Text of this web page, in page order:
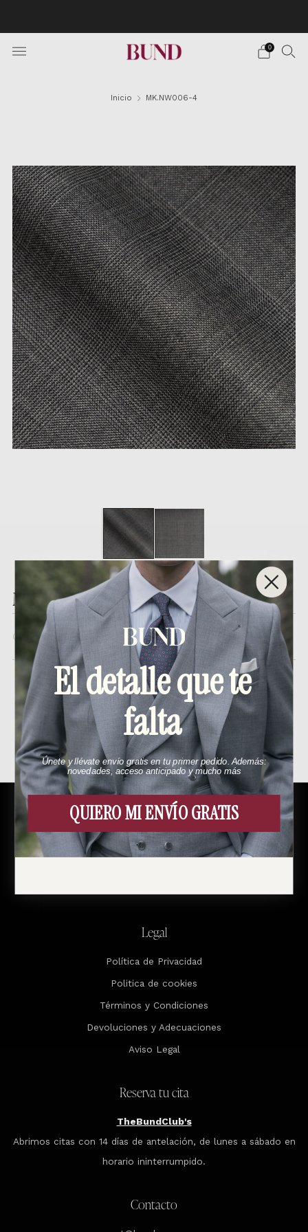
0
Inicio MK.NW006-4
MK.NW006-4
En stock
Productos relacionados
Menú
Esto es Bund
Legal
Política de Privacidad
Politica de cookies
Términos y Condiciones
Devoluciones y Adecuaciones
Aviso Legal
Reserva tu cita
TheBundClub's
Abrimos citas con 14 días de antelación, de lunes a sábado en
horario ininterrumpido.
Contacto
El detalle que te
falta
Únete y llévate envío gratis en tu primer pedido. Además:
novedades, acceso anticipado y mucho más
QUIERO MI ENVÍO GRATIS